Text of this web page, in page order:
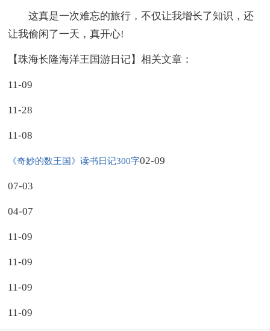
这真是一次难忘的旅行，不仅让我增长了知识，还
让我偷闲了一天，真开心!
【珠海长隆海洋王国游日记】相关文章：
11-09
11-28
11-08
《奇妙的数王国》读书日记300字02-09
07-03
04-07
11-09
11-09
11-09
11-09